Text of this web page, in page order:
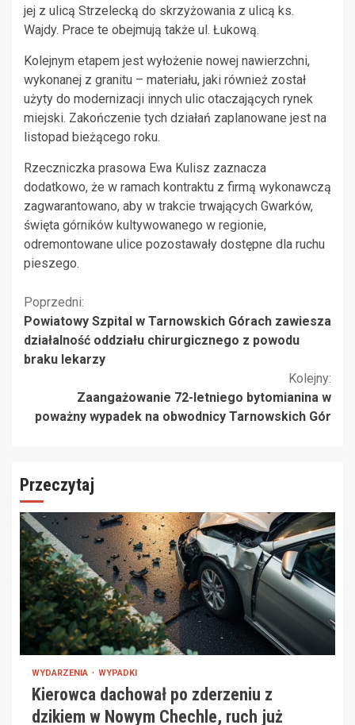
jej z ulicą Strzelecką do skrzyżowania z ulicą ks.
Wajdy. Prace te obejmują także ul. Łukową.
Kolejnym etapem jest wyłożenie nowej nawierzchni,
wykonanej z granitu – materiału, jaki również został
użyty do modernizacji innych ulic otaczających rynek
miejski. Zakończenie tych działań zaplanowane jest na
listopad bieżącego roku.
Rzeczniczka prasowa Ewa Kulisz zaznacza
dodatkowo, że w ramach kontraktu z firmą wykonawczą
zagwarantowano, aby w trakcie trwających Gwarków,
święta górników kultywowanego w regionie,
odremontowane ulice pozostawały dostępne dla ruchu
pieszego.
Kontynuuj
czytanie
Poprzedni:
Powiatowy Szpital w Tarnowskich Górach zawiesza
działalność oddziału chirurgicznego z powodu
braku lekarzy
Kolejny:
Zaangażowanie 72-letniego bytomianina w
poważny wypadek na obwodnicy Tarnowskich Gór
Przeczytaj
WYDARZENIA WYPADKI
Kierowca dachował po zderzeniu z
dzikiem w Nowym Chechle, ruch już